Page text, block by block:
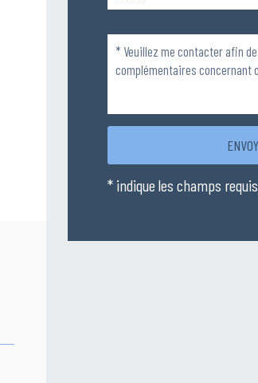
champ
vide.
Veuillez
laisser
champ
* indique les champs requis